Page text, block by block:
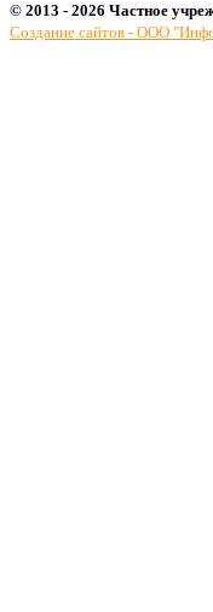
© 2013 - 2026 Частное
Создание сайтов - ООО